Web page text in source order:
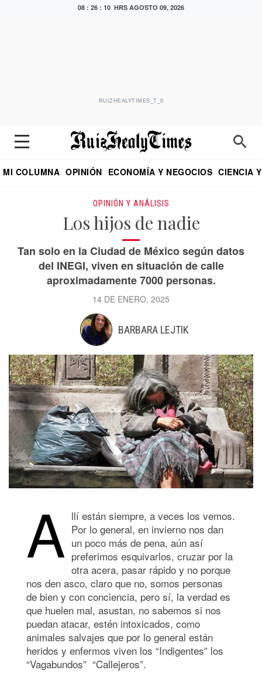
08 : 26 : 11 HRS AGOSTO 09, 2026
RUIZHEALYTIMES_T_0
MI COLUMNA OPINIÓN ECONOMÍA Y NEGOCIOS CIENCIA
OPINIÓN Y ANÁLISIS
Los hijos de nadie
Tan solo en la Ciudad de México según datos
del INEGI, viven en situación de calle
aproximadamente 7000 personas.
14 DE ENERO, 2025
BARBARA LEJTIK
A llí están siempre, a veces los vemos.
Por lo general, en invierno nos dan
un poco más de pena, aún así
preferimos esquivarlos, cruzar por la
otra acera, pasar rápido y no porque
nos den asco, claro que no, somos personas
de bien y con conciencia, pero sí, la verdad es
que huelen mal, asustan, no sabemos si nos
puedan atacar, estén intoxicados, como
animales salvajes que por lo general están
heridos y enfermos viven los “Indigentes” los
“Vagabundos” “Callejeros”.